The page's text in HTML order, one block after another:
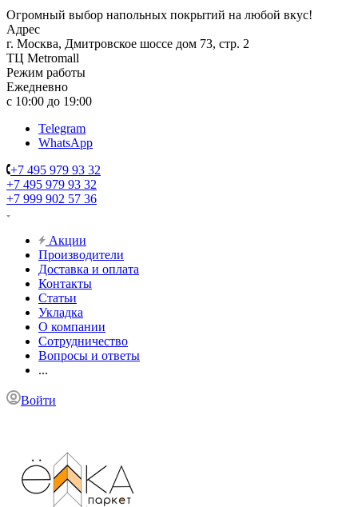
Огромный выбор напольных покрытий на любой вкус!
Адрес
г. Москва, Дмитровское шоссе дом 73, стр. 2
ТЦ Metromall
Режим работы
Ежедневно
с 10:00 до 19:00
Telegram
WhatsApp
+7 495 979 93 32
+7 495 979 93 32
+7 999 902 57 36
Акции
Производители
Доставка и оплата
Контакты
Статьи
Укладка
О компании
Сотрудничество
Вопросы и ответы
...
Войти